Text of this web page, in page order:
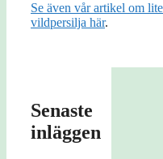
Se även vår artikel om
vildpersilja här.
Senaste
inläggen